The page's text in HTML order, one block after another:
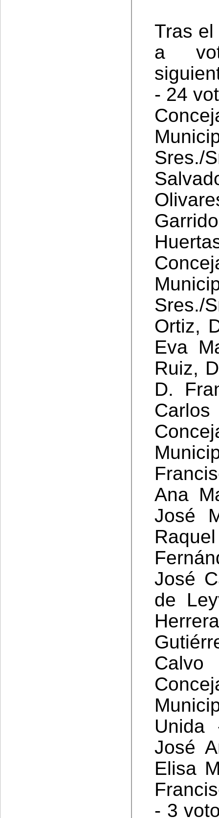
Tras el
a
- 24
Sres./
Ortiz,
Eva
Ruiz,
D.
Ana
José
José
de
Unida
José
Elisa
- 3